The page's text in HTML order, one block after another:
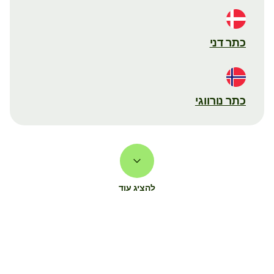
כתר דני
כתר נורווגי
להציג עוד